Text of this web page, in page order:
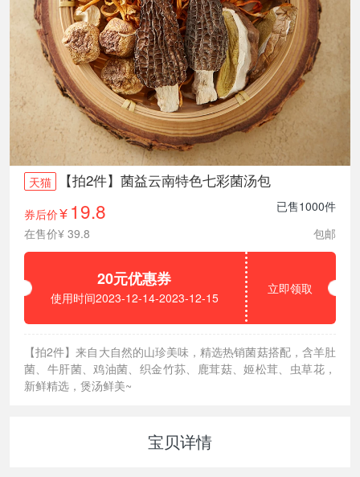
天猫 【拍2件】菌益云南特色七彩菌汤包
券后价¥ 19.8
已售1000件
在售价¥ 39.8
包邮
20元优惠券
使用时间2023-12-14-2023-12-15
立即领取
【拍2件】来自大自然的山珍美味，精选热销菌菇搭配，含羊肚
菌、牛肝菌、鸡油菌、织金竹荪、鹿茸菇、姬松茸、虫草花，
新鲜精选，煲汤鲜美~
宝贝详情